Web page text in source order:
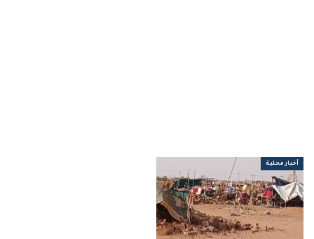
أخبار محلية